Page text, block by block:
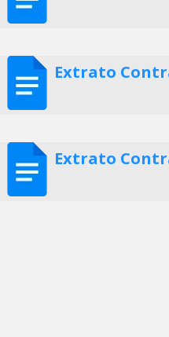
Extrato
Extrato